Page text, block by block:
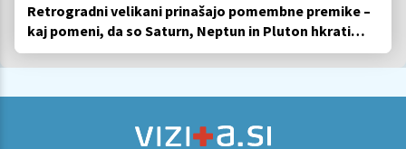
Retrogradni velikani prinašajo pomembne premike –
kaj pomeni, da so Saturn, Neptun in Pluton hkrati
retrogradni?